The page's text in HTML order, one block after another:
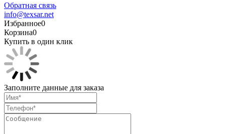
Обратная связь
info@texsar.net
Избранное0
Корзина0
Купить в один клик
Заполните данные для заказа